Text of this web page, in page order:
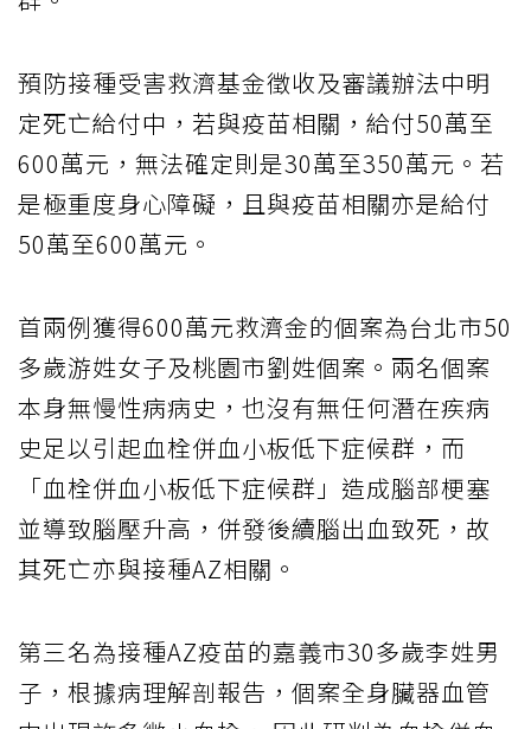
預防接種受害救濟基金徵收及審議辦法中明
定死亡給付中，若與疫苗相關，給付50萬至
600萬元，無法確定則是30萬至350萬元。若
是極重度身心障礙，且與疫苗相關亦是給付
50萬至600萬元。
首兩例獲得600萬元救濟金的個案為台北市50
多歲游姓女子及桃園市劉姓個案。兩名個案
本身無慢性病病史，也沒有無任何潛在疾病
史足以引起血栓併血小板低下症候群，而
「血栓併血小板低下症候群」造成腦部梗塞
並導致腦壓升高，併發後續腦出血致死，故
其死亡亦與接種AZ相關。
第三名為接種AZ疫苗的嘉義市30多歲李姓男
子，根據病理解剖報告，個案全身臟器血管